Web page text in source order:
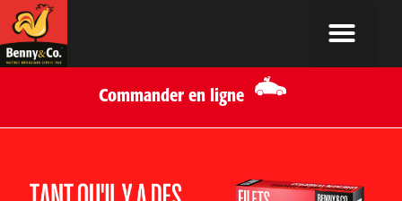
Commander en ligne